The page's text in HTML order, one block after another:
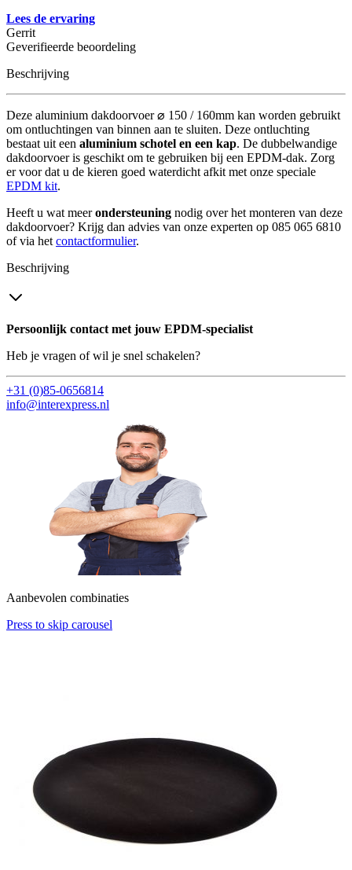
Lees de ervaring
Gerrit
Geverifieerde beoordeling
Beschrijving
Deze aluminium dakdoorvoer ⌀ 150 / 160mm kan worden gebruikt
om ontluchtingen van binnen aan te sluiten. Deze ontluchting
bestaat uit een aluminium schotel en een kap. De dubbelwandige
dakdoorvoer is geschikt om te gebruiken bij een EPDM-dak. Zorg
er voor dat u de kieren goed waterdicht afkit met onze speciale
EPDM kit.
Heeft u wat meerondersteuning nodig over het monteren van deze
dakdoorvoer? Krijg dan advies van onze experten op 085 065 6810
of via hetcontactformulier.
Beschrijving
Persoonlijk contact met jouw EPDM-specialist
Heb je vragen of wil je snel schakelen?
+31 (0)85-0656814
info@interexpress.nl
Aanbevolen combinaties
Press to skip carousel